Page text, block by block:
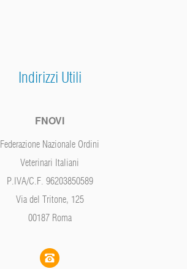
Indirizzi Utili
FNOVI
Federazione Nazionale Ordini
Veterinari Italiani
P.IVA/C.F. 96203850589
Via del Tritone, 125
00187 Roma